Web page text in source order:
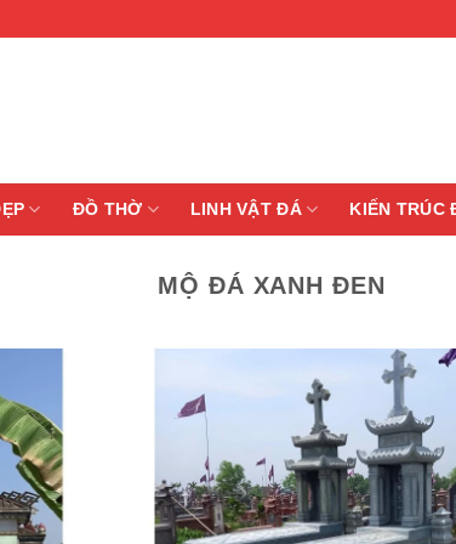
ĐỒ THỜ LINH VẬT ĐÁ KIẾN TRÚC
MỘ ĐÁ XANH ĐEN